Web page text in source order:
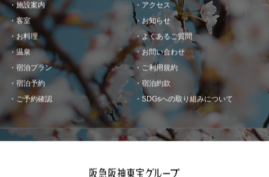
施設案内
客室
お料理
温泉
アクセス
お知らせ
宿泊プラン
宿泊予約
ご予約確認
よくあるご質問
お問い合わせ
ご利用規約
宿泊約款
SDGsへの取り組みについて